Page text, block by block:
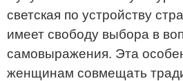
светская по устройству
имеет свободу выбора в
самовыражения. Эта
женщинам совмещать